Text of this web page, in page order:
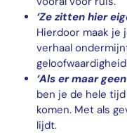
‘Ze zitten hier
Hierdoor maak je
verhaal
‘Als er maar
ben je de hele
komen. Met als
lijdt.